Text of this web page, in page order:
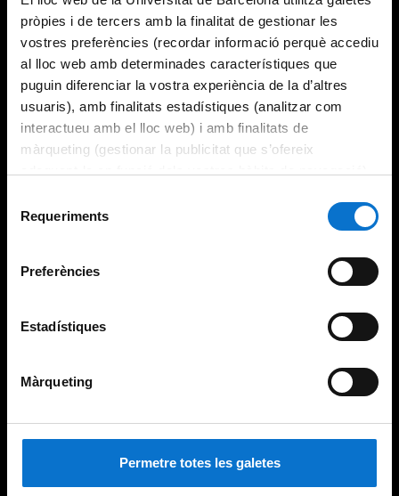
pròpies i de tercers amb la finalitat de gestionar les
vostres preferències (recordar informació perquè accediu
al lloc web amb determinades característiques que
puguin diferenciar la vostra experiència de la d’altres
usuaris), amb finalitats estadístiques (analitzar com
interactueu amb el lloc web) i amb finalitats de
màrqueting (gestionar la publicitat que s’ofereix
consultar laPolítica de galetes del lloc web de la
Requeriments
Preferències
Estadístiques
Màrqueting
Permetre totes les galetes